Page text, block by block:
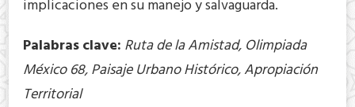
implicaciones en su manejo y salvaguarda.
Palabrasclave: Ruta de la Amistad, Olimpiada
México 68, Paisaje Urbano Histórico, Apropiación
Territorial